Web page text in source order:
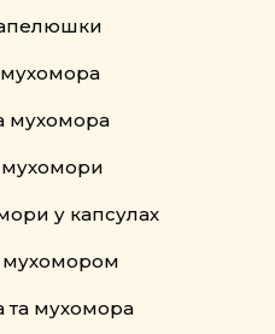
мухомора
мухомори
у капсулах
та мухомора